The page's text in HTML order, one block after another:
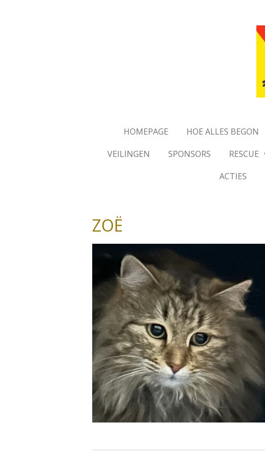
HOMEPAGE HOE ALLES BEGON
VEILINGEN
SPONSORS RESCUE
ACTIES
ZOË